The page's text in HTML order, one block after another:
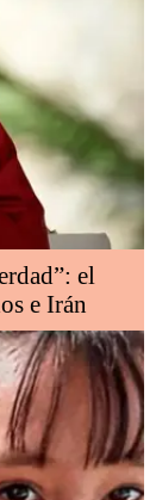
el
e Irán